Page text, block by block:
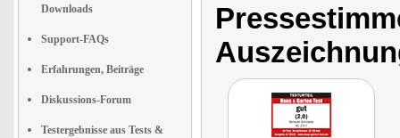
Downloads
Support-FAQs
Erfahrungen, Beiträge
Diskussions-Forum
Testergebnisse aus Tests &